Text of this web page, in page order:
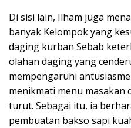
Di sisi lain, Ilham juga
banyak Kelompok yang
daging kurban Sebab
olahan daging yang
mempengaruhi
menikmati menu masakan
turut. Sebagai itu, ia
pembuatan bakso sapi